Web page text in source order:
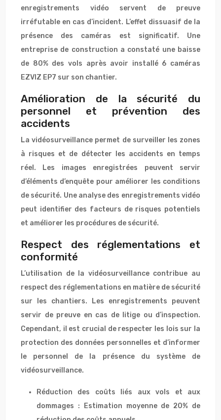
enregistrements vidéo servent de preuve
irréfutable en cas d’incident. L’effet dissuasif de la
présence des caméras est significatif. Une
entreprise de construction a constaté une baisse
de 80% des vols après avoir installé 6 caméras
EZVIZ EP7 sur son chantier.
Amélioration de la sécurité du
personnel et prévention des
accidents
La vidéosurveillance permet de surveiller les zones
à risques et de détecter les accidents en temps
réel. Les images enregistrées peuvent servir
d’éléments d’enquête pour améliorer les conditions
de sécurité. Une analyse des enregistrements vidéo
peut identifier des facteurs de risques potentiels
et améliorer les procédures de sécurité.
Respect des réglementations et
conformité
L’utilisation de la vidéosurveillance contribue au
respect des réglementations en matière de sécurité
sur les chantiers. Les enregistrements peuvent
servir de preuve en cas de litige ou d’inspection.
Cependant, il est crucial de respecter les lois sur la
protection des données personnelles et d’informer
le personnel de la présence du système de
vidéosurveillance.
Réduction des coûts liés aux vols et aux
dommages : Estimation moyenne de 20% de